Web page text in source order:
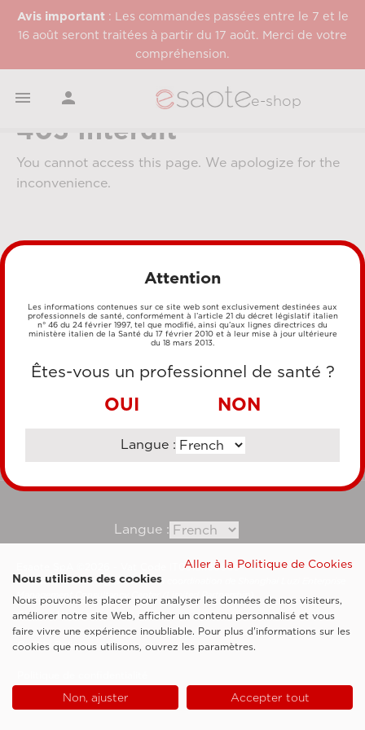
Avis important: Les commandes passées entre le 7 et le
16 août seront traitées à partir du 17 août. Merci de votre
compréhension.
  e-shop
403 Interdit
You cannot access this page. We apologize for the
inconvenience.
MÉTHODES DE PAIEMENT
VIREMENT BANCAIRE
Langue :
Esaote SpA ©2026 - Vat Code IT05131180969
Société soumise à la gestion et à la coordination de Shanghai Luzi Enterprise
Management Consultancy Center (Limited Partnership)
Clauses légales
Cookie Policy
Attention
Les informations contenues sur ce site web sont exclusivement destinées aux
professionnels de santé, conformément à l’article 21 du décret législatif italien
n° 46 du 24 février 1997, tel que modifié, ainsi qu’aux lignes directrices du
ministère italien de la Santé du 17 février 2010 et à leur mise à jour ultérieure
du 18 mars 2013.
Êtes-vous un professionnel de santé ?
OUI NON
Langue :
Aller à la Politique de Cookies
Nous utilisons des cookies
Nous pouvons les placer pour analyser les données de nos visiteurs,
améliorer notre site Web, afficher un contenu personnalisé et vous
faire vivre une expérience inoubliable. Pour plus d'informations sur les
cookies que nous utilisons, ouvrez les paramètres.
Non, ajuster Accepter tout